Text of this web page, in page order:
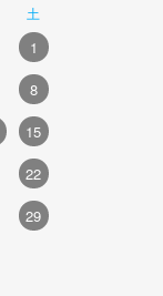
土
1
8
15
22
29